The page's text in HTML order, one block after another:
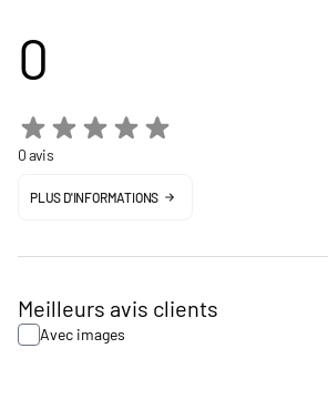
0
0 avis
PLUS D'INFORMATIONS
Meilleurs avis clients
Avec images